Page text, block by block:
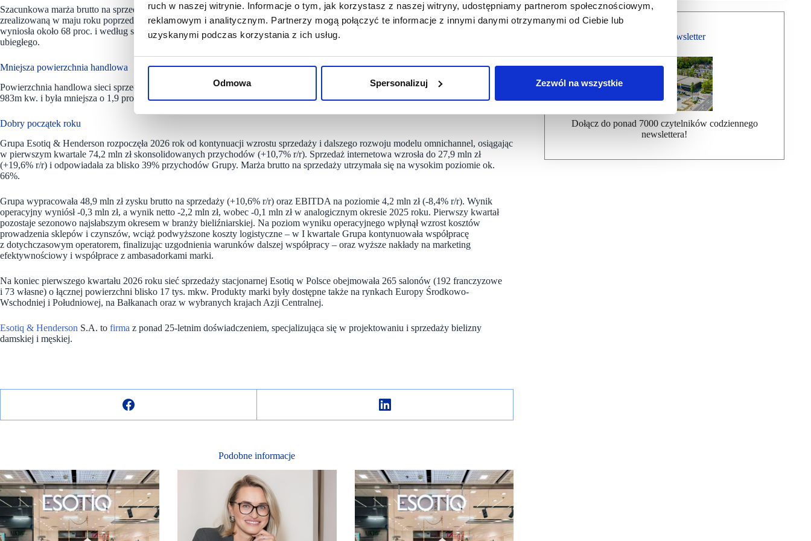
ruch w naszej witrynie. Informacje o tym, jak korzystasz z naszej witryny, udostępniamy partnerom społecznościowym,
reklamowym i analitycznym. Partnerzy mogą połączyć te informacje z innymi danymi otrzymanymi od Ciebie lub
uzyskanymi podczas korzystania z ich usług.
Odmowa Spersonalizuj Zezwól na wszystkie
Szacunkowa marża brutto na sprzedaży Grupy Kapitałowej w maju 2026 wyniosła 72 proc. i była taka sama w porównaniu z marżą
zrealizowaną w maju roku poprzedniego. W ujęciu narastającym skonsolidowana marża ze sprzedaży w okresie styczeń – maj 2026 r.
wyniosła około 68 proc. i według szacunków była niższa o 1 p.p. w porównaniu z marżą osiągniętą w odpowiednim okresie roku
ubiegłego.
Mniejsza powierzchnia handlowa
Powierzchnia handlowa sieci sprzedaży marki Esotiq (salony własne, franczyzowe i partnerskie) w maju roku 2026 r. wynosiła 17
983m kw. i była mniejsza o 1,9 proc. niż rok wcześniej.
Dobry początek roku
Grupa Esotiq & Henderson rozpoczęła 2026 rok od kontynuacji wzrostu sprzedaży i dalszego rozwoju modelu omnichannel, osiągając
w pierwszym kwartale 74,2 mln zł skonsolidowanych przychodów (+10,7% r/r). Sprzedaż internetowa wzrosła do 27,9 mln zł
(+19,6% r/r) i odpowiadała za blisko 39% przychodów Grupy. Marża brutto na sprzedaży utrzymała się na wysokim poziomie ok.
66%.
Grupa wypracowała 48,9 mln zł zysku brutto na sprzedaży (+10,6% r/r) oraz EBITDA na poziomie 4,2 mln zł (-8,4% r/r). Wynik
operacyjny wyniósł -0,3 mln zł, a wynik netto -2,2 mln zł, wobec -0,1 mln zł w analogicznym okresie 2025 roku. Pierwszy kwartał
pozostaje sezonowo najsłabszym okresem w branży bieliźniarskiej. Na poziom wyniku operacyjnego wpłynął wzrost kosztów
prowadzenia sklepów i czynszów, wciąż podwyższone koszty logistyczne – w I kwartale Grupa kontynuowała współpracę
z dotychczasowym operatorem, finalizując uzgodnienia warunków dalszej współpracy – oraz wyższe nakłady na marketing
efektywnościowy i współprace z ambasadorkami marki.
Na koniec pierwszego kwartału 2026 roku sieć sprzedaży stacjonarnej Esotiq w Polsce obejmowała 265 salonów (192 franczyzowe
i 73 własne) o łącznej powierzchni blisko 17 tys. mkw. Produkty marki były dostępne także na rynkach Europy Środkowo-
Wschodniej i Południowej, na Bałkanach oraz w wybranych krajach Azji Centralnej.
Esotiq & Henderson S.A. to firma z ponad 25-letnim doświadczeniem, specjalizująca się w projektowaniu i sprzedaży bielizny
damskiej i męskiej.
Podobne informacje
Bezpłatny Newsletter
Dołącz do ponad 7000 czytelników codziennego
newslettera!